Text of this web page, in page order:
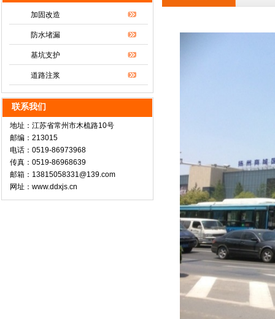
加固改造
防水堵漏
基坑支护
道路注浆
联系我们
地址：江苏省常州市木梳路10号
邮编：213015
电话：0519-86973968
传真：0519-86968639
邮箱：13815058331@139.com
网址：www.ddxjs.cn